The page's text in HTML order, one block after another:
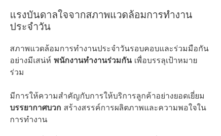
แรงบันดาลใจจากสภาพแวดล้อมการทำงาน
ประจำวัน
สภาพแวดล้อมการทำงานประจำวันรอบคอบและร่วมมือกัน
อย่างมีเสน่ห์ พนักงานทำงานร่วมกันเพื่อบรรลุเป้าหมาย
ร่วม
มีการให้ความสำคัญกับการให้บริการลูกค้าอย่างยอดเยี่ยม
บรรยากาศบวก สร้างสรรค์การผลิตภาพและความพอใจใน
การทำงาน